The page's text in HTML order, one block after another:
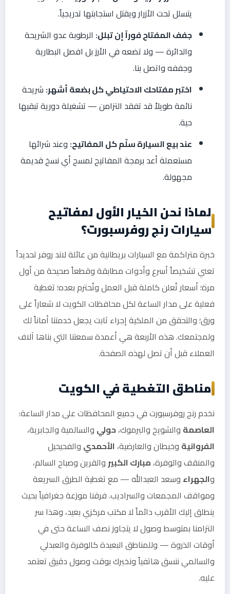
يتسلل تحت الأزرار ويقتل استجابتها تدريجياً.
جفف المفتاح فوراً إن تبلل: الرطوبة عدو الشريحة
والدائرة — ولا تضعه في الأرز بل افصل البطارية
وجففه واتصل بنا.
اختبر مفتاحك الاحتياطي كل بضعة أشهر: شريحة
نائمة طويلاً قد تفقد التزامن — تشغيلة دورية تبقيها
حية.
عند بيع السيارة سلّم كل المفاتيح: وعند شرائها
مستعملة أعد برمجة المفاتيح لمسح أي نسخ قديمة
مجهولة.
لماذا نحن الخيار الأول لمفاتيح
سيارات رنج روفرسبورت؟
خبرة متراكمة مع السيارات بريطانية من عائلة لاند روفر تحديداً
تعني تشخيصاً أسرع وأدوات مطابقة وقطعاً صحيحة من أول
مرة؛ أسعار تُعلن كاملة قبل العمل وتُحترم بعده؛ تغطية
فعلية على مدار الساعة لكل محافظات الكويت لا شعاراً على
ورق؛ والتحقق من الملكية إجراء ثابت يجعل خدمتنا أماناً لك
ولمجتمعك. هذه الأربعة هي أعمدة سمعتنا التي بناها آلاف
العملاء قبل أن تصل لهذه الصفحة.
مناطق التغطية في الكويت
نخدم رنج روفرسبورت في جميع المحافظات على مدار الساعة:
العاصمة والشويخ واليرموك،حولي والسالمية والجابرية،
الفروانية وخيطان والعارضية، الأحمدي والفحيحيل
والمنقف والوفرة، مبارك الكبيروالقرين وصباح السالم،
والجهراء وسعد العبدالله — مع تغطية الطرق السريعة
ومواقف المجمعات والسراديب. فرقنا موزعة جغرافياً بحيث
ينطلق إليك الأقرب دائماً لا مكتب مركزي بعيد، وهذا سر
التزامنا بمتوسط وصول لا يتجاوز نصف الساعة حتى في
أوقات الذروة — وللمناطق البعيدة كالوفرة والعبدلي
والسالمي ننسق هاتفياً ونخبرك بوقت وصول دقيق تعتمد
عليه.